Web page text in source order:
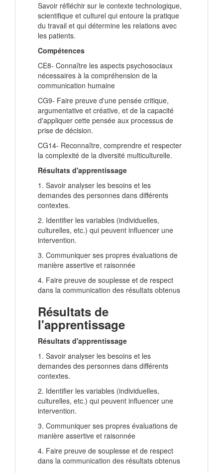
Savoir réfléchir sur le contexte technologique,
scientifique et culturel qui entoure la pratique
du travail et qui détermine les relations avec
les patients.
Compétences
CE8- Connaître les aspects psychosociaux
nécessaires à la compréhension de la
communication humaine
CG9- Faire preuve d'une pensée critique,
argumentative et créative, et de la capacité
d'appliquer cette pensée aux processus de
prise de décision.
CG14- Reconnaître, comprendre et respecter
la complexité de la diversité multiculturelle.
Résultats d'apprentissage
1. Savoir analyser les besoins et les
demandes des personnes dans différents
contextes.
2. Identifier les variables (individuelles,
culturelles, etc.) qui peuvent influencer une
intervention.
3. Communiquer ses propres évaluations de
manière assertive et raisonnée
4. Faire preuve de souplesse et de respect
dans la communication des résultats obtenus
Résultats de
l'apprentissage
Résultats d'apprentissage
1. Savoir analyser les besoins et les
demandes des personnes dans différents
contextes.
2. Identifier les variables (individuelles,
culturelles, etc.) qui peuvent influencer une
intervention.
3. Communiquer ses propres évaluations de
manière assertive et raisonnée
4. Faire preuve de souplesse et de respect
dans la communication des résultats obtenus